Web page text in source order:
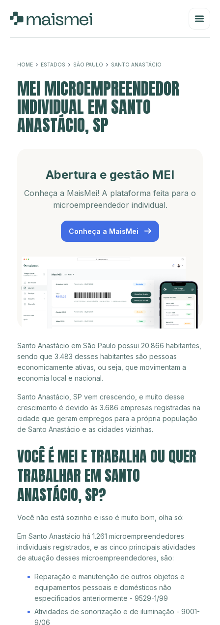
HOME ESTADOS SÃO PAULO SANTO ANASTÁCIO
MEI MICROEMPREENDEDOR
INDIVIDUAL EM SANTO
ANASTÁCIO, SP
Abertura e gestão MEI
Conheça a MaisMei! A plataforma feita para o
microempreendedor individual.
Conheça a MaisMei
Santo Anastácio em São Paulo possui 20.866 habitantes,
sendo que 3.483 desses habitantes são pessoas
economicamente ativas, ou seja, que movimentam a
economia local e nacional.
Santo Anastácio, SP vem crescendo, e muito desse
crescimento é devido às 3.686 empresas registradas na
cidade que geram empregos para a própria população
de Santo Anastácio e as cidades vizinhas.
VOCÊ É MEI E TRABALHA OU QUER
TRABALHAR EM SANTO
ANASTÁCIO, SP?
Você não está sozinho e isso é muito bom, olha só:
Em Santo Anastácio há 1.261 microempreendedores
individuais registrados, e as cinco principais atividades
de atuação desses microempreendedores, são:
Reparação e manutenção de outros objetos e
equipamentos pessoais e domésticos não
especificados anteriormente - 9529-1/99
Atividades de sonorização e de iluminação - 9001-
9/06